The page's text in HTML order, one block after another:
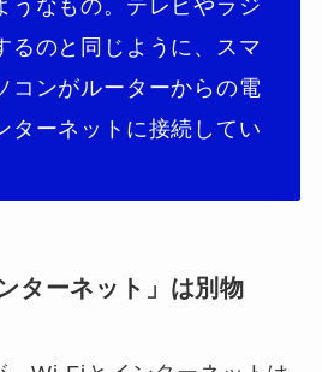
うなもの。テレビやラジ
るのと同じように、スマ
コンがルーターからの電
ターネットに接続してい
ターネット」は別物